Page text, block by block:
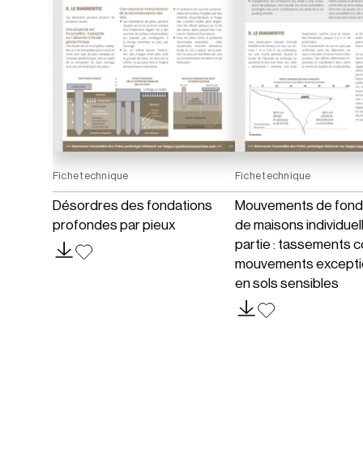
Fiche technique
Désordres des fondations
profondes par pieux
Fiche technique
Mouvements de
de maisons
partie : tassements
mouvements
en sols sensibles